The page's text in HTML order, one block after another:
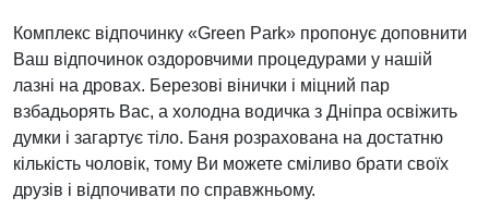
Комплекс відпочинку «Green Park» пропонує доповнити
Ваш відпочинок оздоровчими процедурами у нашій
лазні на дровах. Березові вінички і міцний пар
взбадьорять Вас, а холодна водичка з Дніпра освіжить
думки і загартує тіло. Баня розрахована на достатню
кількість чоловік, тому Ви можете сміливо брати своїх
друзів і відпочивати по справжньому.